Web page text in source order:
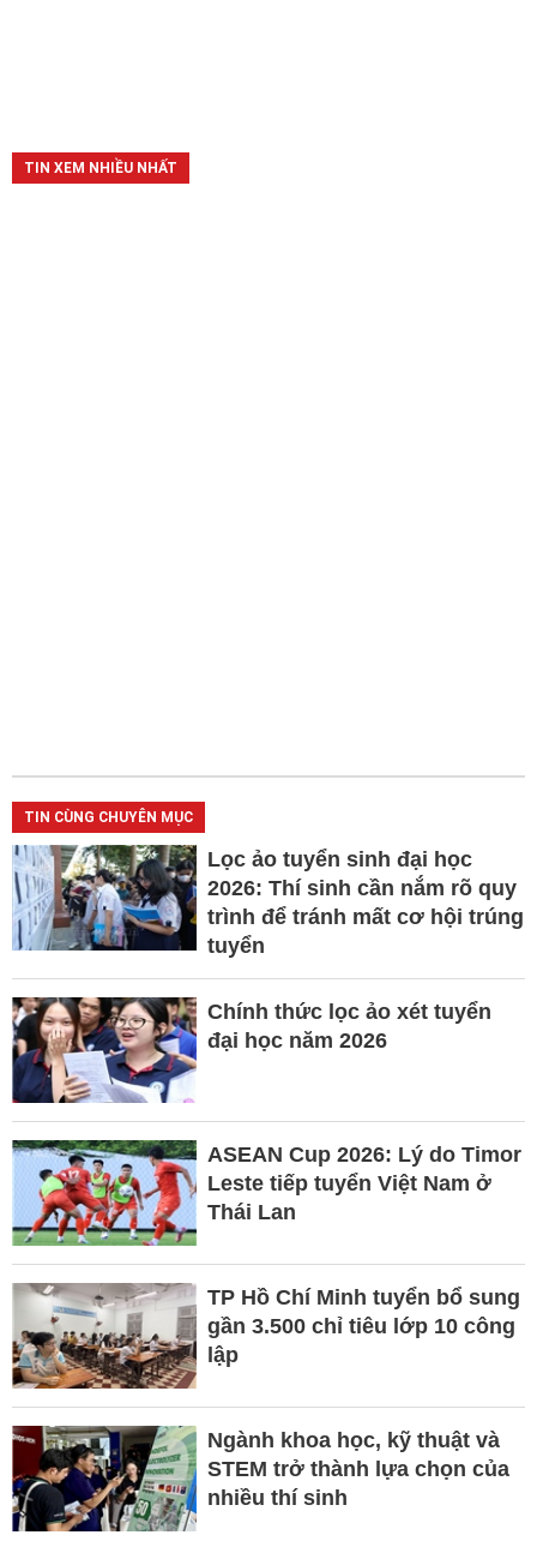
TIN XEM NHIỀU NHẤT
TIN CÙNG CHUYÊN MỤC
Lọc ảo tuyển sinh đại học
2026: Thí sinh cần nắm rõ quy
trình để tránh mất cơ hội trúng
tuyển
Chính thức lọc ảo xét tuyển
đại học năm 2026
ASEAN Cup 2026: Lý do Timor
Leste tiếp tuyển Việt Nam ở
Thái Lan
TP Hồ Chí Minh tuyển bổ sung
gần 3.500 chỉ tiêu lớp 10 công
lập
Ngành khoa học, kỹ thuật và
STEM trở thành lựa chọn của
nhiều thí sinh